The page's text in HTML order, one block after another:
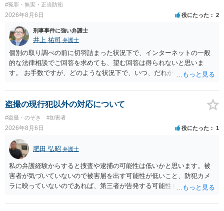
#冤罪・無実・正当防衛
2026年8月6日 役にたった 2
刑事事件に強い弁護士
井上 祐司 弁護士
個別の取り調べの前に切羽詰まった状況下で、インターネットの一般
的な法律相談でご回答を求めても、望む回答は得られないと思いま
す。 お手数ですが、どのような状況下で、いつ、だれからどのような
の程度だと聞いているのかということについて、お近くで詳細な法律
相談を受けられたうえで対処方法を探された方がよいと思われます。
一般論でいえば、任意取り調べの場合、ＩＣレコーダーを持参して取
り調べ内容を録音することは必須だと考えます。
盗撮の現行犯以外の対応について
#盗撮・のぞき #加害者
2026年8月6日 役にたった 1
肥田 弘昭 弁護士
私の弁護経験からすると捜査や逮捕の可能性は低いかと思います。被
害者が気づいていないので被害届を出す可能性が低いこと、防犯カメ
ラに映っていないのであれば、第三者が告発する可能性も低いこと、
座る女性を盗撮(全体像写真1枚と5秒程度の動画)してしまいました。下